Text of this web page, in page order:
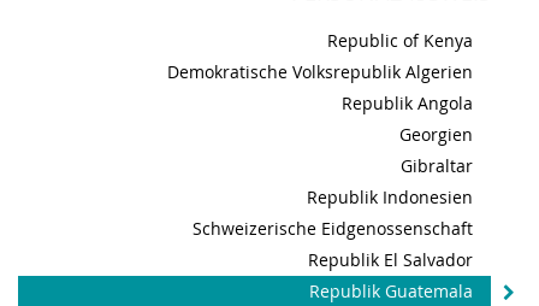
Republic of Kenya
Demokratische Volksrepublik Algerien
Republik Angola
Georgien
Gibraltar
Republik Indonesien
Schweizerische Eidgenossenschaft
Republik El Salvador
Republik Guatemala